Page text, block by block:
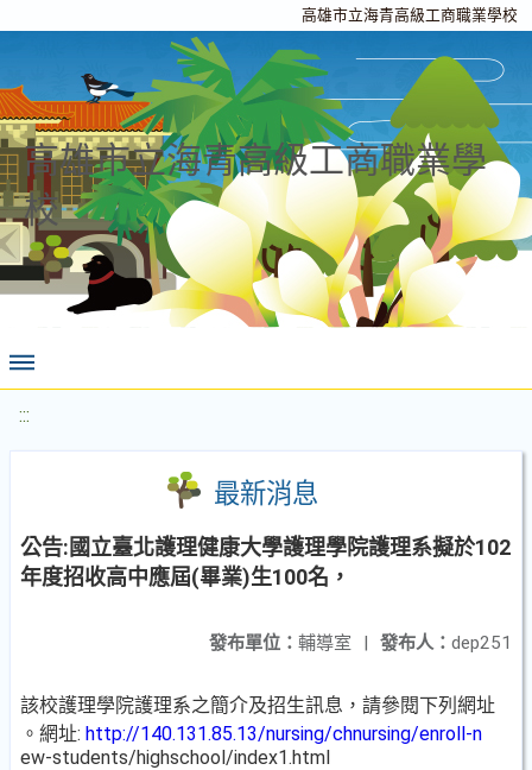
高雄市立海青高級工商職業學校
高雄市立海青高級工商職業學
校
:::
最新消息
公告:國立臺北護理健康大學護理學院護理系擬於102
年度招收高中應屆(畢業)生100名，
發布人： dep251
發布單位： 輔導室 |
該校護理學院護理系之簡介及招生訊息，請參閱下列網址
。網址: http://140.131.85.13/nursing/chnursing/enroll-n
ew-students/highschool/index1.html